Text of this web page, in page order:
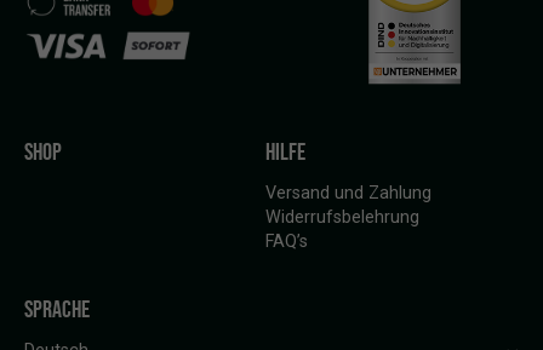
SHOP HILFE
Versand und Zahlung
Widerrufsbelehrung
FAQ’s
SPRACHE